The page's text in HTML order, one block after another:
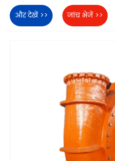
और देखें >> जांच भेजें >>